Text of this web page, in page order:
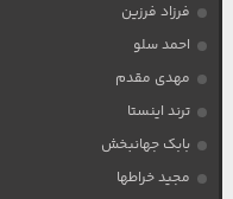
فرزاد فرزین
احمد سلو
مهدی مقدم
ترند اینستا
بابک جهانبخش
مجید خراطها